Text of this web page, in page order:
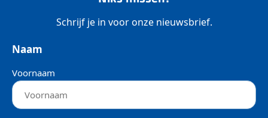
Schrijf je in voor onze nieuwsbrief.
Naam
Voornaam